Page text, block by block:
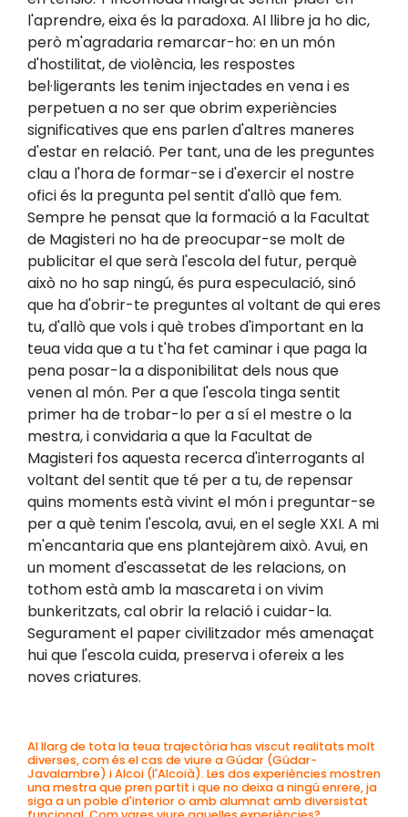
l'aprendre, eixa és la paradoxa. Al llibre ja ho dic,
però m'agradaria remarcar-ho: en un món
d'hostilitat, de violència, les respostes
bel·ligerants les tenim injectades en vena i es
perpetuen a no ser que obrim experiències
significatives que ens parlen d'altres maneres
d'estar en relació. Per tant, una de les preguntes
clau a l'hora de formar-se i d'exercir el nostre
ofici és la pregunta pel sentit d'allò que fem.
Sempre he pensat que la formació a la Facultat
de Magisteri no ha de preocupar-se molt de
publicitar el que serà l'escola del futur, perquè
això no ho sap ningú, és pura especulació, sinó
que ha d'obrir-te preguntes al voltant de qui eres
tu, d'allò que vols i què trobes d'important en la
teua vida que a tu t'ha fet caminar i que paga la
pena posar-la a disponibilitat dels nous que
venen al món. Per a que l'escola tinga sentit
primer ha de trobar-lo per a sí el mestre o la
mestra, i convidaria a que la Facultat de
Magisteri fos aquesta recerca d'interrogants al
voltant del sentit que té per a tu, de repensar
quins moments està vivint el món i preguntar-se
per a què tenim l'escola, avui, en el segle XXI. A mi
m'encantaria que ens plantejàrem això. Avui, en
un moment d'escassetat de les relacions, on
tothom està amb la mascareta i on vivim
bunkeritzats, cal obrir la relació i cuidar-la.
Segurament el paper civilitzador més amenaçat
hui que l'escola cuida, preserva i ofereix a les
noves criatures.
Al llarg de tota la teua trajectòria has viscut realitats molt
diverses, com és el cas de viure a Gúdar (Gúdar-
Javalambre) i Alcoi (l'Alcoià). Les dos experiències mostren
una mestra que pren partit i que no deixa a ningú enrere, ja
siga a un poble d'interior o amb alumnat amb diversistat